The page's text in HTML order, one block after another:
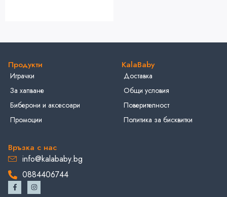
Продукти
Играчки
За хапване
Биберони и аксесоари
Промоции
KalaBaby
Доставка
Общи условия
Поверителност
Политика за бисквитки
Връзка с нас
info@kalababy.bg
0884406744